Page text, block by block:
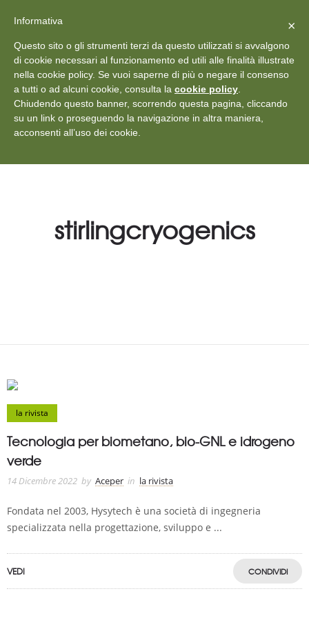
+39 011 18867102 info@aceper.it Statuto
Aceper
stirlingcryogenics
la rivista
Tecnologia per biometano, bio-GNL e idrogeno
verde
14 Dicembre 2022 by Aceper in la rivista
Fondata nel 2003, Hysytech è una società di ingegneria
specializzata nella progettazione, sviluppo e ...
VEDI CONDIVIDI
Vedi: Protezione dei dati personali ×
Informativa
Questo sito o gli strumenti terzi da questo utilizzati si avvalgono
di cookie necessari al funzionamento ed utili alle finalità illustrate
nella cookie policy. Se vuoi saperne di più o negare il consenso
a tutti o ad alcuni cookie, consulta la cookie policy
Chiudendo questo banner, scorrendo questa pagina, cliccando
su un link o proseguendo la navigazione in altra maniera,
acconsenti all’uso dei cookie.